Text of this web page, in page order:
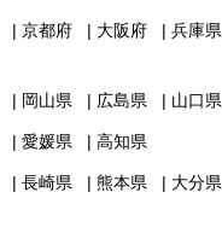
京都府 大阪府 兵庫県
岡山県 広島県 山口県
愛媛県 高知県
長崎県 熊本県 大分県